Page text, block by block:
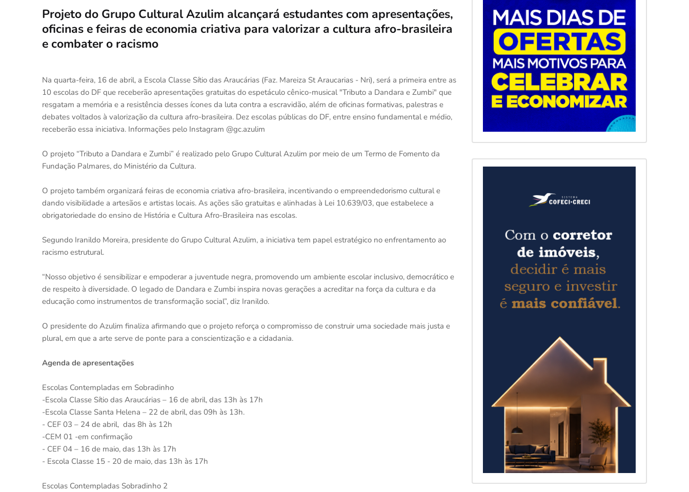
Projeto do Grupo Cultural Azulim alcançará estudantes com apresentações,
oficinas e feiras de economia criativa para valorizar a cultura afro-brasileira
e combater o racismo
Na quarta-feira, 16 de abril, a Escola Classe Sítio das Araucárias (Faz. Mareiza St Araucarias - Nri), será a primeira entre as
10 escolas do DF que receberão apresentações gratuitas do espetáculo cênico-musical "Tributo a Dandara e Zumbi" que
resgatam a memória e a resistência desses ícones da luta contra a escravidão, além de oficinas formativas, palestras e
debates voltados à valorização da cultura afro-brasileira. Dez escolas públicas do DF, entre ensino fundamental e médio,
receberão essa iniciativa. Informações pelo Instagram @gc.azulim
O projeto “Tributo a Dandara e Zumbi” é realizado pelo Grupo Cultural Azulim por meio de um Termo de Fomento da
Fundação Palmares, do Ministério da Cultura.
O projeto também organizará feiras de economia criativa afro-brasileira, incentivando o empreendedorismo cultural e
dando visibilidade a artesãos e artistas locais. As ações são gratuitas e alinhadas à Lei 10.639/03, que estabelece a
obrigatoriedade do ensino de História e Cultura Afro-Brasileira nas escolas.
Segundo Iranildo Moreira, presidente do Grupo Cultural Azulim, a iniciativa tem papel estratégico no enfrentamento ao
racismo estrutural.
“Nosso objetivo é sensibilizar e empoderar a juventude negra, promovendo um ambiente escolar inclusivo, democrático e
de respeito à diversidade. O legado de Dandara e Zumbi inspira novas gerações a acreditar na força da cultura e da
educação como instrumentos de transformação social”, diz Iranildo.
O presidente do Azulim finaliza afirmando que o projeto reforça o compromisso de construir uma sociedade mais justa e
plural, em que a arte serve de ponte para a conscientização e a cidadania.
Agenda de apresentações
Escolas Contempladas em Sobradinho
-Escola Classe Sítio das Araucárias – 16 de abril, das 13h às 17h
-Escola Classe Santa Helena – 22 de abril, das 09h às 13h.
- CEF 03 – 24 de abril, das 8h às 12h
-CEM 01 -em confirmação
- CEF 04 – 16 de maio, das 13h às 17h
- Escola Classe 15 - 20 de maio, das 13h às 17h
Escolas Contempladas Sobradinho 2